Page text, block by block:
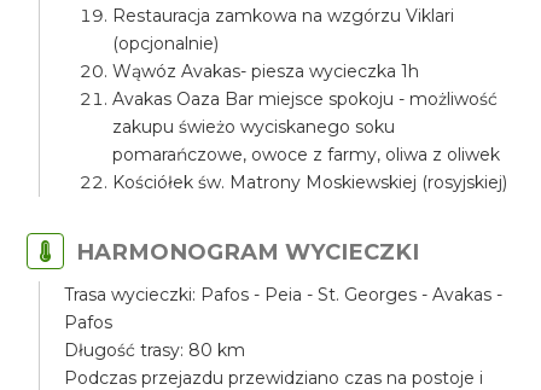
Restauracja zamkowa na wzgórzu Viklari
(opcjonalnie)
Wąwóz Avakas- piesza wycieczka 1h
Avakas Oaza Bar miejsce spokoju - możliwość
zakupu świeżo wyciskanego soku
pomarańczowe, owoce z farmy, oliwa z oliwek
Kościółek św. Matrony Moskiewskiej (rosyjskiej)
HARMONOGRAM WYCIECZKI
Trasa wycieczki: Pafos - Peia - St. Georges - Avakas -
Pafos
Długość trasy: 80 km
Podczas przejazdu przewidziano czas na postoje i